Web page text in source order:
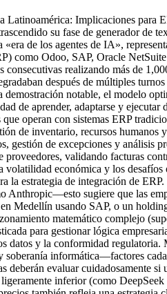
Implicaciones para
su fase de generador de
de los agentes de IA»,
como Odoo, SAP, Oracle
realizando más de
después de múltiples
demostración notable, el modelo
de aprender, adaptarse y
operan con sistemas ERP
de inventario, recursos
gestión de excepciones y
proveedores, validando facturas
económica y los
la estrategia de integración de
Anthropic—esto sugiere que las
Medellín usando SAP, o un
matemático complejo
para gestionar lógica
datos y la conformidad
informática—factores
deberán evaluar cuidadosamente
inferior (como